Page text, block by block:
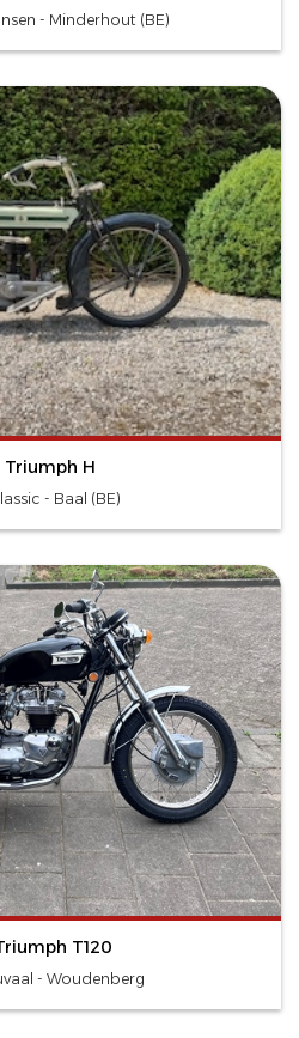
- Minderhout (BE)
Triumph H
- Baal (BE)
T120
- Woudenberg